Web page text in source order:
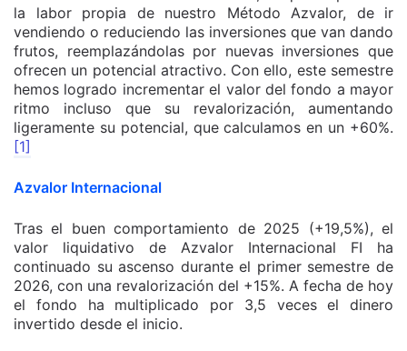
la labor propia de nuestro Método Azvalor, de ir
vendiendo o reduciendo las inversiones que van dando
frutos, reemplazándolas por nuevas inversiones que
ofrecen un potencial atractivo. Con ello, este semestre
hemos logrado incrementar el valor del fondo a mayor
ritmo incluso que su revalorización, aumentando
ligeramente su potencial, que calculamos en un +60%.
[1]
Azvalor Internacional
Tras el buen comportamiento de 2025 (+19,5%), el
valor liquidativo de Azvalor Internacional FI ha
continuado su ascenso durante el primer semestre de
2026, con una revalorización del +15%. A fecha de hoy
el fondo ha multiplicado por 3,5 veces el dinero
invertido desde el inicio.